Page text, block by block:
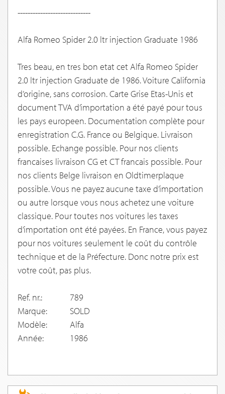
-----------------------------
Alfa Romeo Spider 2.0 ltr injection Graduate 1986
Tres beau, en tres bon etat cet Alfa Romeo Spider
2.0 ltr injection Graduate de 1986. Voiture California
d’origine, sans corrosion. Carte Grise Etas-Unis et
document TVA d’importation a été payé pour tous
les pays europeen. Documentation complète pour
enregistration C.G. France ou Belgique. Livraison
possible. Echange possible. Pour nos clients
francaises livraison CG et CT francais possible. Pour
nos clients Belge livraison en Oldtimerplaque
possible. Vous ne payez aucune taxe d’importation
ou autre lorsque vous nous achetez une voiture
classique. Pour toutes nos voitures les taxes
d’importation ont été payées. En France, vous payez
pour nos voitures seulement le coût du contrôle
technique et de la Préfecture. Donc notre prix est
votre coût, pas plus.
Ref. nr.:
789
Marque:
SOLD
Modèle:
Alfa
Année:
1986